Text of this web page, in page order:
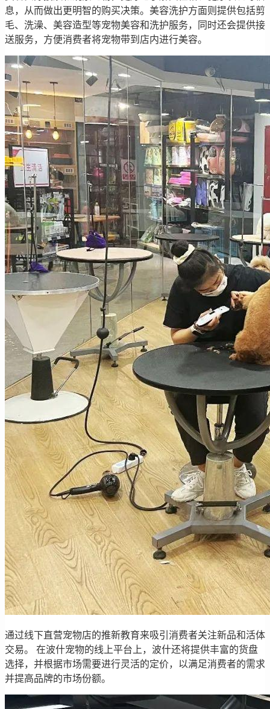
息，从而做出更明智的购买决策。美容洗护方面则提供包括剪
毛、洗澡、美容造型等宠物美容和洗护服务，同时还会提供接
送服务，方便消费者将宠物带到店内进行美容。
通过线下直营宠物店的推新教育来吸引消费者关注新品和活体
交易。 在波什宠物的线上平台上，波什还将提供丰富的货盘
选择，并根据市场需要进行灵活的定价，以满足消费者的需求
并提高品牌的市场份额。